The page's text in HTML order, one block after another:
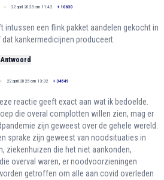
22 april 2025 om 11:42 + 10630
intussen een flink pakket aandelen gekocht in
kankermedicijnen produceert.
Antwoord
22 april 2025 om 13:32 + 34549
reactie geeft exact aan wat ik bedoelde.
die overal complotten willen zien, mag er
zijn geweest over de gehele wereld.
sprake zijn geweest van noodsituaties in
ziekenhuizen die het niet aankonden,
overval waren, er noodvoorzieningen
getroffen om alle aan covid overleden